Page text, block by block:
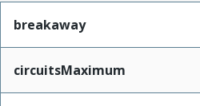
breakaway
circuitsMaximum